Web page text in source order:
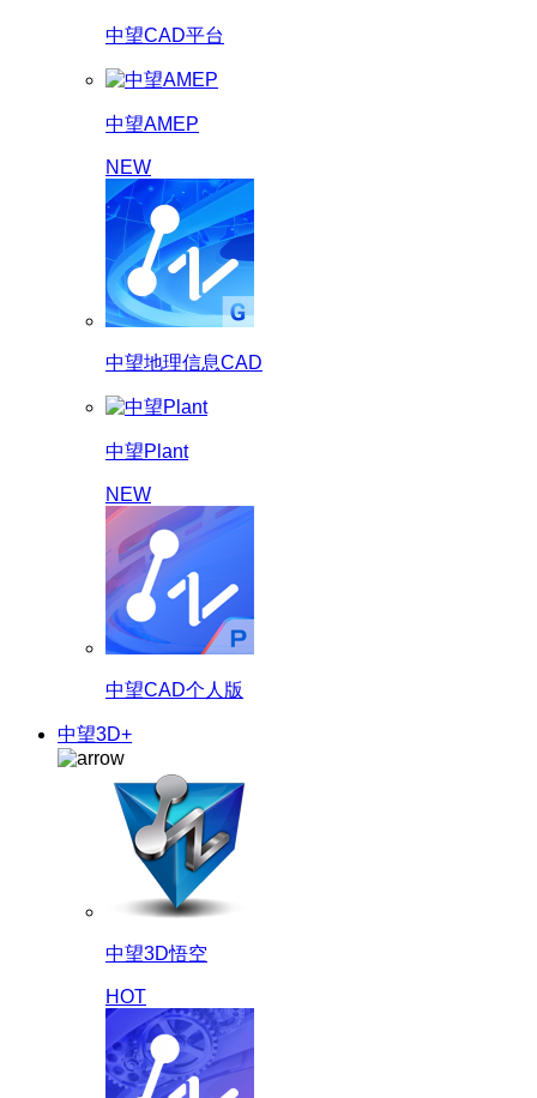
中望CAD平台
中望AMEP
NEW
中望地理信息CAD
中望Plant
NEW
中望CAD个人版
中望3D+
中望3D悟空
HOT